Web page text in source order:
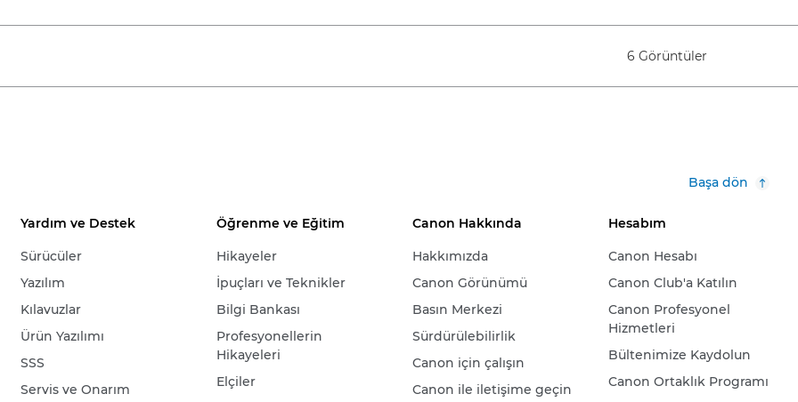
6 Görüntüler
Başa dön
Yardım ve Destek
Sürücüler
Yazılım
Kılavuzlar
Ürün Yazılımı
SSS
Servis ve Onarım
Öğrenme ve Eğitim
Hikayeler
İpuçları ve Teknikler
Bilgi Bankası
Profesyonellerin
Hikayeleri
Elçiler
Canon Hakkında
Hakkımızda
Canon Görünümü
Basın Merkezi
Sürdürülebilirlik
Canon için çalışın
Canon ile iletişime geçin
Hesabım
Canon Hesabı
Canon Club'a Katılın
Canon Profesyonel
Hizmetleri
Bültenimize Kaydolun
Canon Ortaklık Programı